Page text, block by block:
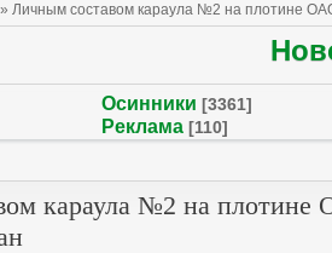
» Личным составом караула №2 на плотине
Осинники [3361]
Реклама [110]
караула №2 на